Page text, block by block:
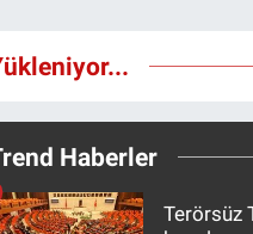
Haberler
Terörsüz